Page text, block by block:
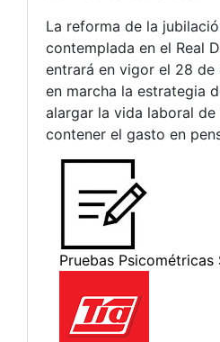
La reforma de la
contemplada en el Real
entrará en vigor el 28 de
en marcha la estrategia
alargar la vida laboral
contener el gasto en